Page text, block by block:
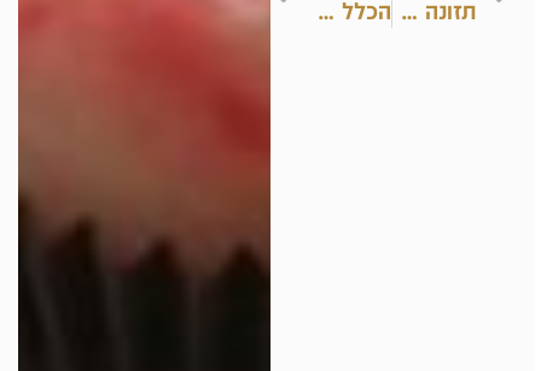
תזונה בריאה לאמא המניקה
הכלל הכי חשוב לירידה במשקל